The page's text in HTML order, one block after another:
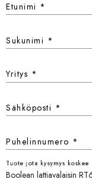
Etunimi *
Sukunimi *
Yritys *
Sähköposti *
Puhelinnumero *
Tuote jota kysymys koskee